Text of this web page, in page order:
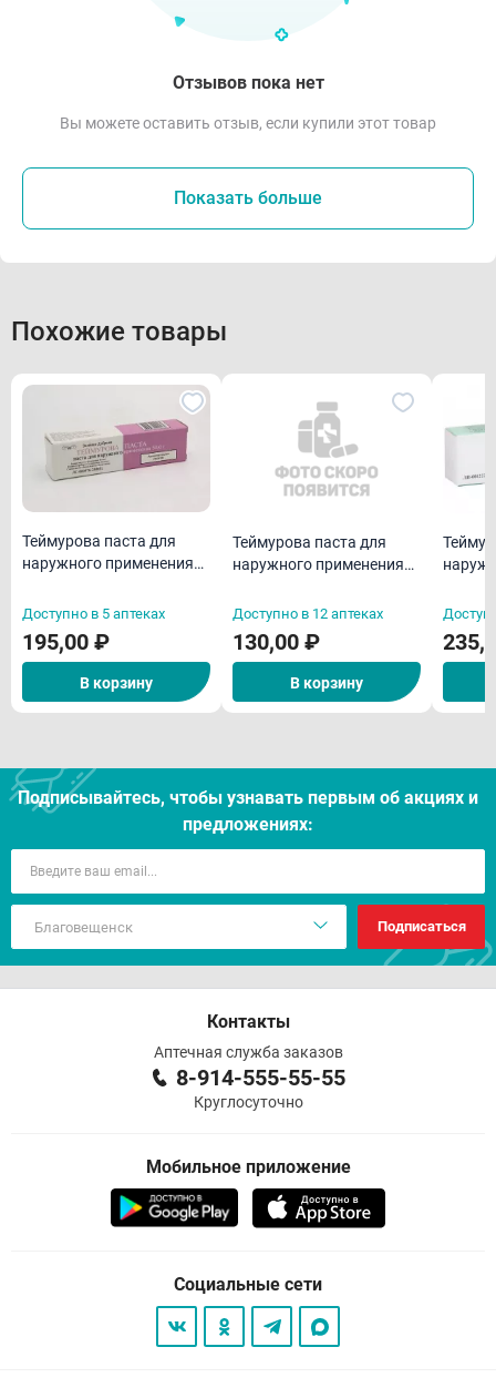
Отзывов пока нет
Вы можете оставить отзыв, если купили этот товар
Показать больше
Похожие товары
Теймурова паста для
наружного применения
Доступно в 5 аптеках
195,00 ₽
В корзину
Теймурова паста для
наружного применения
Доступно в 12 аптеках
130,00 ₽
В корзину
Подписывайтесь, чтобы узнавать первым об акцияx и
предложениях:
Подписаться
Контакты
Аптечная служба заказов
8-914-555-55-55
Круглосуточно
Мобильное приложение
Социальные сети